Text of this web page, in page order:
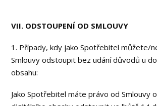
VII. ODSTOUPENÍ OD SMLOUVY
1. Případy, kdy jako Spotřebitel můžete/
Smlouvy odstoupit bez udání důvodů u
obsahu:
Jako Spotřebitel máte právo od Smlouvy